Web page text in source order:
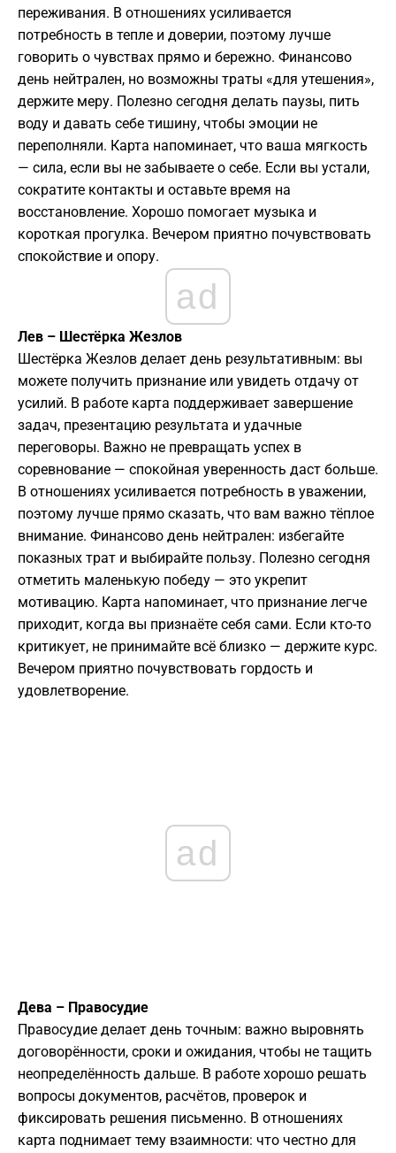
переживания. В отношениях усиливается
потребность в тепле и доверии, поэтому лучше
говорить о чувствах прямо и бережно. Финансово
день нейтрален, но возможны траты «для утешения»,
держите меру. Полезно сегодня делать паузы, пить
воду и давать себе тишину, чтобы эмоции не
переполняли. Карта напоминает, что ваша мягкость
— сила, если вы не забываете о себе. Если вы устали,
сократите контакты и оставьте время на
восстановление. Хорошо помогает музыка и
короткая прогулка. Вечером приятно почувствовать
спокойствие и опору.
ad
Лев – Шестёрка Жезлов
Шестёрка Жезлов делает день результативным: вы
можете получить признание или увидеть отдачу от
усилий. В работе карта поддерживает завершение
задач, презентацию результата и удачные
переговоры. Важно не превращать успех в
соревнование — спокойная уверенность даст больше.
В отношениях усиливается потребность в уважении,
поэтому лучше прямо сказать, что вам важно тёплое
внимание. Финансово день нейтрален: избегайте
показных трат и выбирайте пользу. Полезно сегодня
отметить маленькую победу — это укрепит
мотивацию. Карта напоминает, что признание легче
приходит, когда вы признаёте себя сами. Если кто-то
критикует, не принимайте всё близко — держите курс.
Вечером приятно почувствовать гордость и
удовлетворение.
ad
Дева – Правосудие
Правосудие делает день точным: важно выровнять
договорённости, сроки и ожидания, чтобы не тащить
неопределённость дальше. В работе хорошо решать
вопросы документов, расчётов, проверок и
фиксировать решения письменно. В отношениях
карта поднимает тему взаимности: что честно для